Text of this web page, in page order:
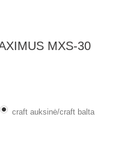
MXS-30
craft auksinė/craft balta